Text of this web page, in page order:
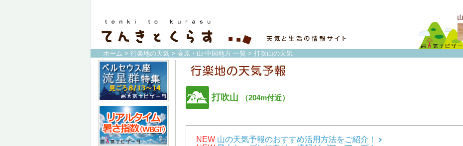
ホーム > 行楽地の天気 > 高原・山-中国地方 一覧 > 打吹山の天気
打吹山 （204m付近）
NEW 山の天気予報のおすすめ活用方法をご紹介！